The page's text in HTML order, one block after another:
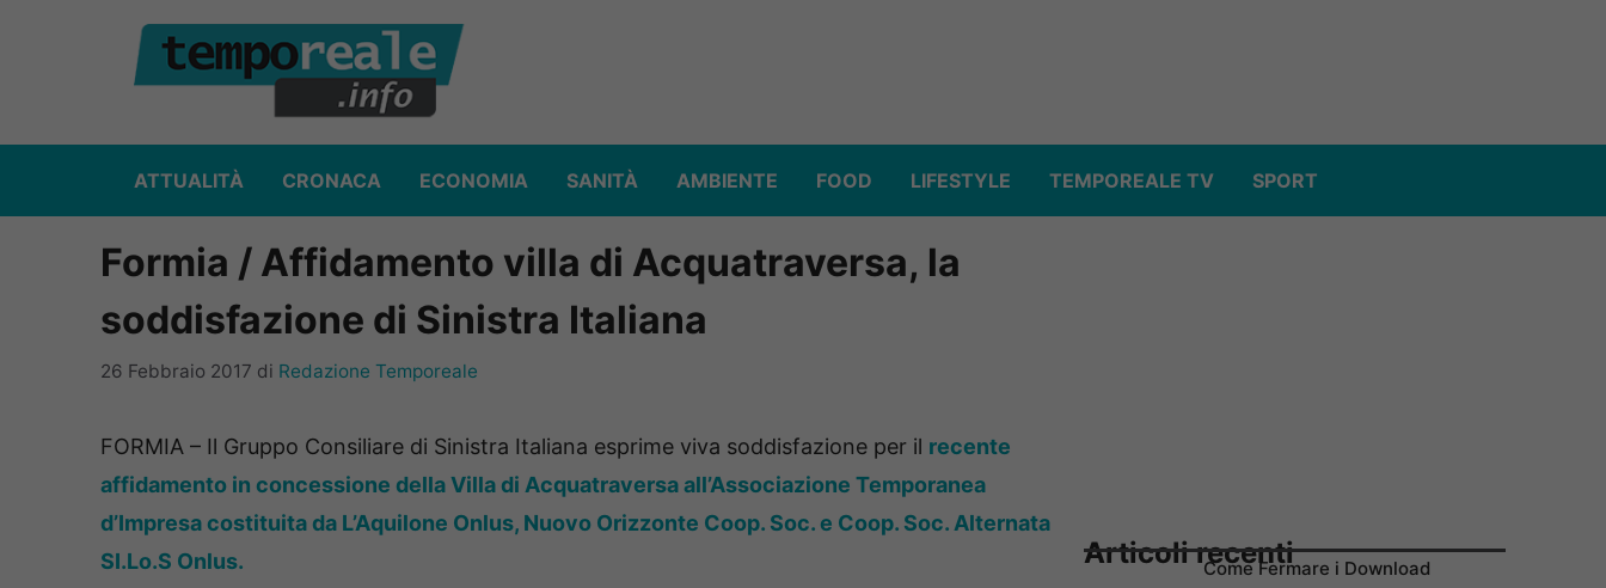
ATTUALITÀ CRONACA ECONOMIA SANITÀ AMBIENTE FOOD LIFESTYLE TEMPOREALE TV SPORT
Formia / Affidamento villa di Acquatraversa, la
soddisfazione di Sinistra Italiana
26 Febbraio 2017 di Redazione Temporeale
FORMIA – Il Gruppo Consiliare di Sinistra Italiana esprime viva soddisfazione per il recente
affidamento in concessione della Villa di Acquatraversa all’Associazione Temporanea
d’Impresa costituita da L’Aquilone Onlus, Nuovo Orizzonte Coop. Soc. e Coop. Soc. Alternata
SI.Lo.S Onlus.
Articoli recentiCome Fermare i Download